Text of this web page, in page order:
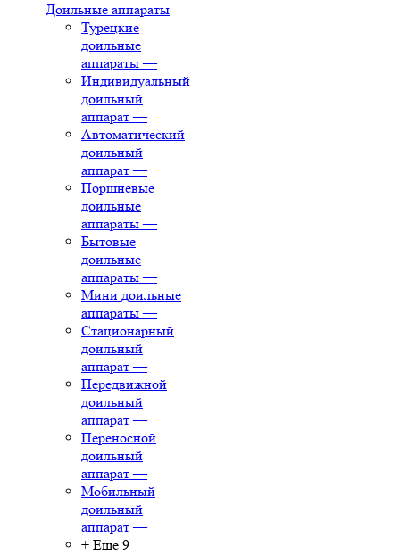
Доильные аппараты
Турецкие
доильные
аппараты —
Индивидуальный
доильный
аппарат —
Автоматический
доильный
аппарат —
Поршневые
доильные
аппараты —
Бытовые
доильные
аппараты —
Мини доильные
аппараты —
Стационарный
доильный
аппарат —
Передвижной
доильный
аппарат —
Переносной
доильный
аппарат —
Мобильный
доильный
аппарат —
+ Ещё 9